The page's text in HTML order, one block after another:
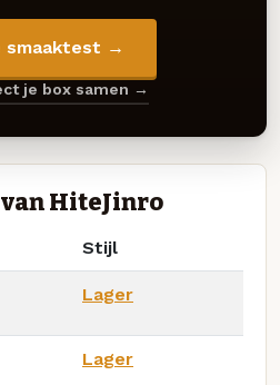
smaaktest →
je box samen →
HiteJinro
Stijl
Lager
Lager